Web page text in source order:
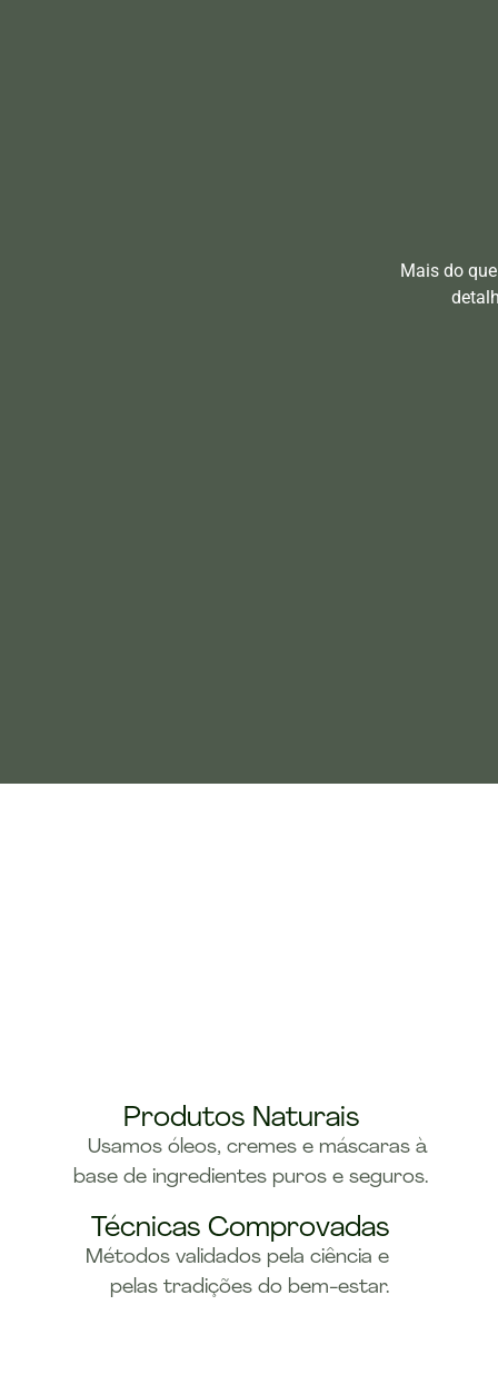
Mais do
Produtos Naturais
Usamos óleos, cremes e máscaras à
base de ingredientes puros e seguros.
Técnicas Comprovadas
Métodos validados pela ciência e
pelas tradições do bem-estar.